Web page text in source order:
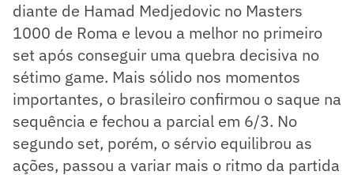
diante de Hamad Medjedovic no Masters
1000 de Roma e levou a melhor no primeiro
set após conseguir uma quebra decisiva no
sétimo game. Mais sólido nos momentos
importantes, o brasileiro confirmou o saque na
sequência e fechou a parcial em 6/3. No
segundo set, porém, o sérvio equilibrou as
ações, passou a variar mais o ritmo da partida